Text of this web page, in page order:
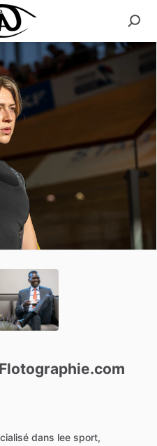
Flotographie.com
dans lee sport,